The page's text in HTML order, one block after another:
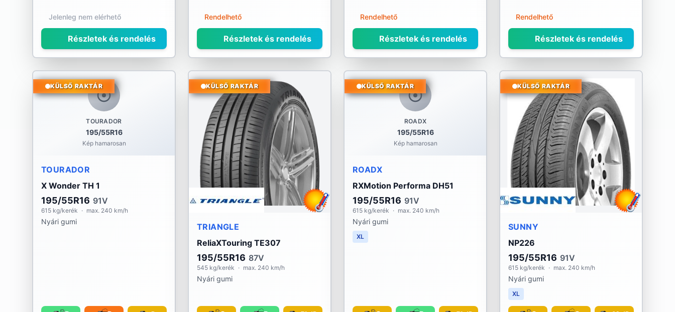
Jelenleg nem elérhető
Részletek és rendelés
Rendelhető
Részletek és rendelés
Rendelhető
Részletek és rendelés
Rendelhető
Részletek és rendelés
TOURADOR
195/55R16
Kép hamarosan
KÜLSŐ RAKTÁR
TOURADOR
X Wonder TH 1
195/55R16 91V
615 kg/kerék · max. 240 km/h
Nyári gumi
KÜLSŐ RAKTÁR
TRIANGLE
ReliaXTouring TE307
195/55R16 87V
545 kg/kerék · max. 240 km/h
Nyári gumi
ROADX
195/55R16
Kép hamarosan
KÜLSŐ RAKTÁR
ROADX
RXMotion Performa DH51
195/55R16 91V
615 kg/kerék · max. 240 km/h
Nyári gumi
XL
KÜLSŐ RAKTÁR
SUNNY
NP226
195/55R16 91V
615 kg/kerék · max. 240 km/h
Nyári gumi
XL